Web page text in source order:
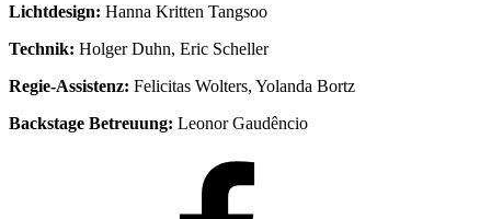
Lichtdesign: Hanna Kritten Tangsoo
Technik: Holger Duhn, Eric Scheller
Regie-Assistenz: Felicitas Wolters, Yolanda Bortz
Backstage Betreuung: Leonor Gaudêncio